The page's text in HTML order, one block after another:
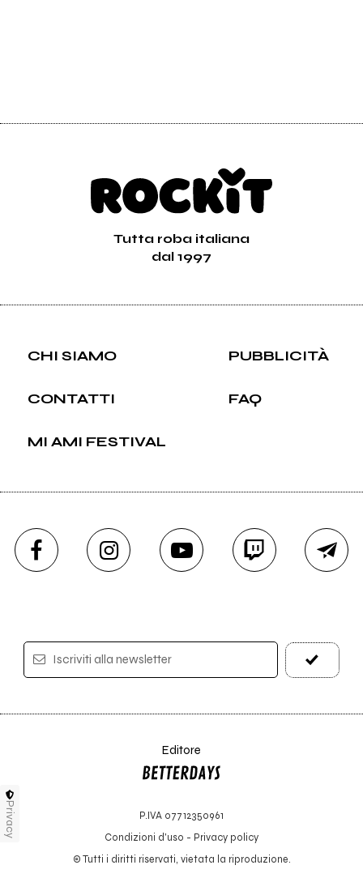
Tutta roba italiana
dal 1997
CHI SIAMO PUBBLICITÀ
CONTATTI FAQ
MI AMI FESTIVAL
Iscriviti alla newsletter
Editore
P.IVA 07712350961
Condizioni d'uso - Privacy policy
© Tutti i diritti riservati, vietata la riproduzione.
Privacy